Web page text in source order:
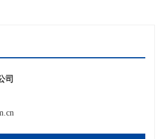
司